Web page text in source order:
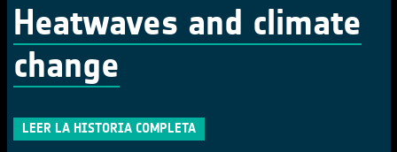
Heatwaves and climate
change
LEER LA HISTORIA COMPLETA